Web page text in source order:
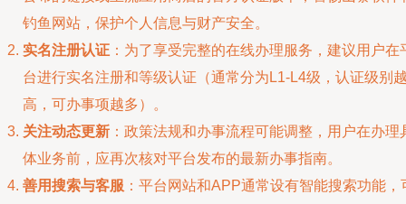
钓鱼网站，保护个人信息与财产安全。
实名注册认证 ：为了享受完整的在线办理服务，建议用户在
台进行实名注册和等级认证（通常分为L1-L4级，认证级别
高，可办事项越多）。
关注动态更新 ：政策法规和办事流程可能调整，用户在办理
体业务前，应再次核对平台发布的最新办事指南。
善用搜索与客服 ：平台网站和APP通常设有智能搜索功能，